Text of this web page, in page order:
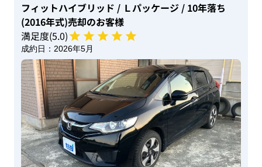
フィットハイブリッド / Ｌパッケージ / 10年落ち
(2016年式)売却のお客様
満足度(5.0)
成約日： 2026年5月